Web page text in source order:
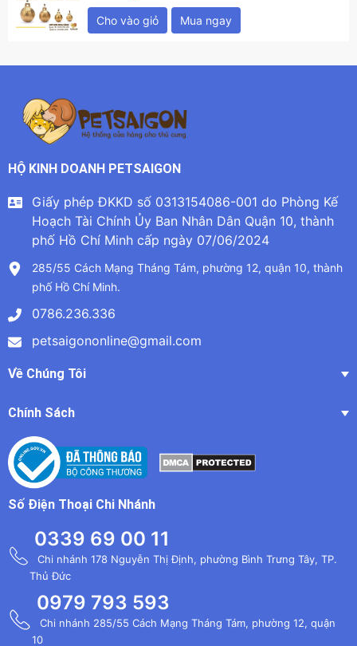
Cho vào giỏ Mua ngay
HỘ KINH DOANH PETSAIGON
Giấy phép ĐKKD số 0313154086-001 do Phòng Kế
Hoạch Tài Chính Ủy Ban Nhân Dân Quận 10, thành
phố Hồ Chí Minh cấp ngày 07/06/2024
285/55 Cách Mạng Tháng Tám, phường 12, quận 10, thành
phố Hồ Chí Minh.
0786.236.336
petsaigononline@gmail.com
Về Chúng Tôi
Chính Sách
Số Điện Thoại Chi Nhánh
0339 69 00 11
Chi nhánh 178 Nguyễn Thị Định, phường Bình Trưng Tây, TP.
Thủ Đức
0979 793 593
Chi nhánh 285/55 Cách Mạng Tháng Tám, phường 12, quận
10